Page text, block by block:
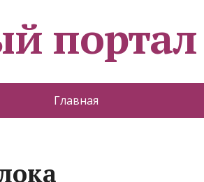
портал
Главная